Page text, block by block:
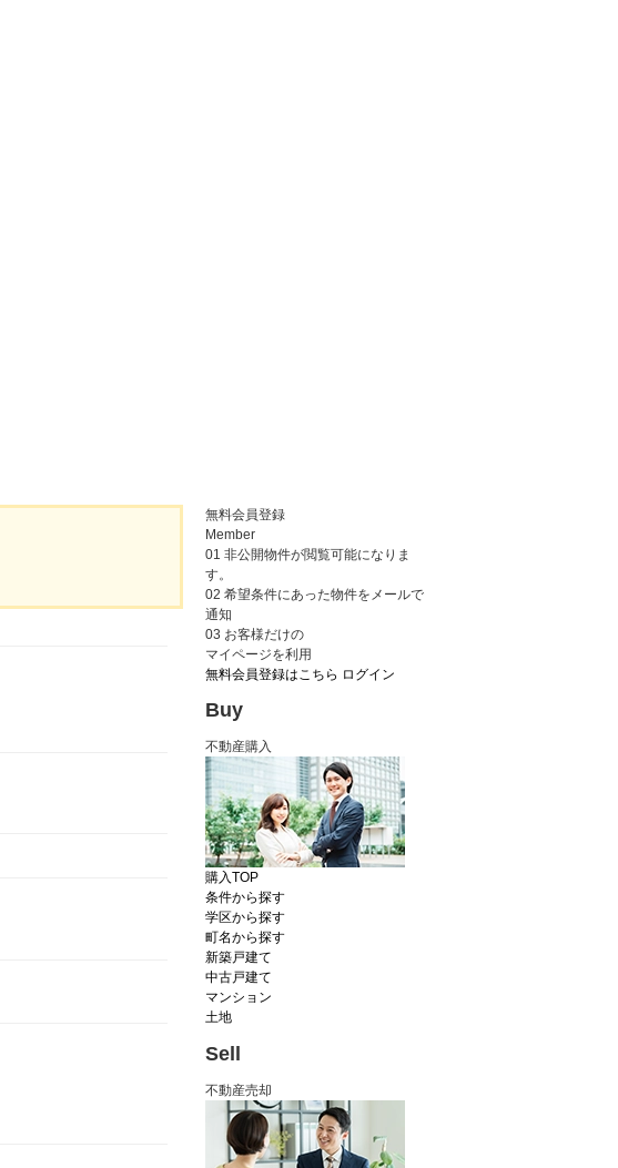
無料会員登録
Member
01 非公開物件が閲覧可能になりま
す。
02 希望条件にあった物件をメールで
通知
03 お客様だけの
マイページを利用
無料会員登録はこちら ログイン
Buy
不動産購入
購入TOP
条件から探す
学区から探す
町名から探す
新築戸建て
中古戸建て
マンション
土地
Sell
不動産売却